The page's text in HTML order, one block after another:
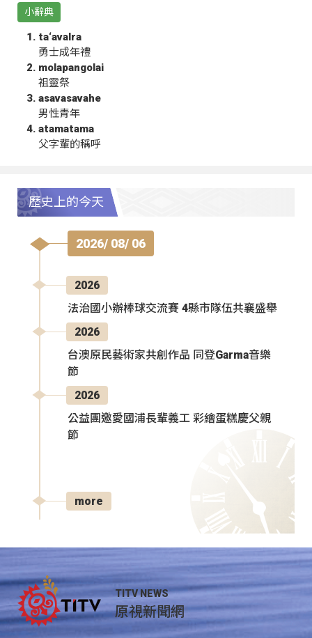
小辭典
ta‘avalra
勇士成年禮
molapangolai
祖靈祭
asavasavahe
男性青年
atamatama
父字輩的稱呼
歷史上的今天
2026/ 08/ 06
2026
法治國小辦棒球交流賽 4縣市隊伍共襄盛舉
2026
台澳原民藝術家共創作品 同登Garma音樂
節
2026
公益團邀愛國浦長輩義工 彩繪蛋糕慶父親
節
more
TITV NEWS
原視新聞網